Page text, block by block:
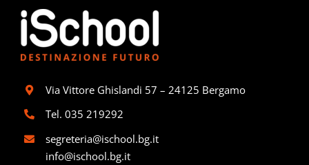
Via Vittore Ghislandi 57 – 24125 Bergamo
Tel. 035 219292
segreteria@ischool.bg.it
info@ischool.bg.it